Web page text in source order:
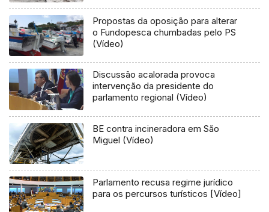
Propostas da oposição para alterar
o Fundopesca chumbadas pelo PS
(Vídeo)
Discussão acalorada provoca
intervenção da presidente do
parlamento regional (Vídeo)
BE contra incineradora em São
Miguel (Vídeo)
Parlamento recusa regime jurídico
para os percursos turísticos [Vídeo]